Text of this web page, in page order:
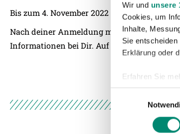
Wir und unsere
Cookies, um
Inhalte,
Sie
Erklärung oder
Erfahren Sie
Einzelheiten
und die
Bis zum 4. November 2022 kannst Du Dich
Nach deiner Anmeldung melden wir uns
Informationen bei Dir. Auf deine